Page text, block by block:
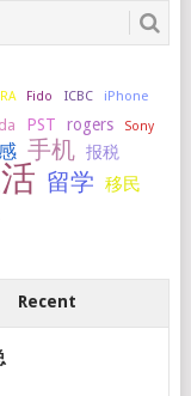
Fido ICBC iPhone
PST rogers
Sony
手机 报税
留学 移民
Recent